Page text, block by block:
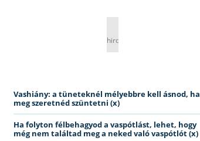
hirdetés
Vashiány: a tüneteknél mélyebbre kell ásnod, ha
meg szeretnéd szüntetni (x)
Ha folyton félbehagyod a vaspótlást, lehet, hogy
még nem találtad meg a neked való vaspótlót (x)